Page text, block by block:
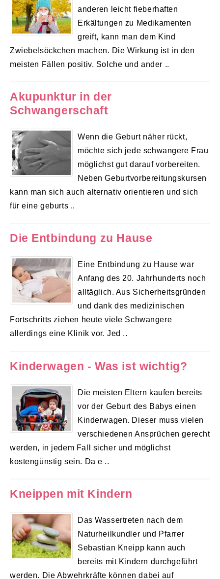
anderen leicht fieberhaften
Erkältungen zu Medikamenten
greift, kann man dem Kind
Zwiebelsöckchen machen. Die Wirkung ist in den
meisten Fällen positiv. Solche und ander ..
Akupunktur in der
Schwangerschaft
Wenn die Geburt näher rückt,
möchte sich jede schwangere Frau
möglichst gut darauf vorbereiten.
Neben Geburtvorbereitungskursen
kann man sich auch alternativ orientieren und sich
für eine geburts ..
Die Entbindung zu Hause
Eine Entbindung zu Hause war
Anfang des 20. Jahrhunderts noch
alltäglich. Aus Sicherheitsgründen
und dank des medizinischen
Fortschritts ziehen heute viele Schwangere
allerdings eine Klinik vor. Jed ..
Kinderwagen - Was ist wichtig?
Die meisten Eltern kaufen bereits
vor der Geburt des Babys einen
Kinderwagen. Dieser muss vielen
verschiedenen Ansprüchen gerecht
werden, in jedem Fall sicher und möglichst
kostengünstig sein. Da e ..
Kneippen mit Kindern
Das Wassertreten nach dem
Naturheilkundler und Pfarrer
Sebastian Kneipp kann auch
bereits mit Kindern durchgeführt
werden. Die Abwehrkräfte können dabei auf